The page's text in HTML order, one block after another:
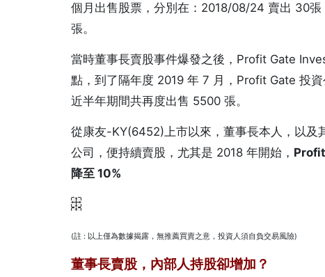
個月出售股票，分別在：2018/08/24 賣出 30
張。
當時董事長賣股事件爆發之後，Profit Gate
點，到了隔年度 2019 年 7 月，Profit Gate 投
近半年期間共再度出售 5500 張。
從康友-KY(6452)上市以來，董事長本人，以
公司，便持續賣股，尤其是 2018 年開始，
降至 10%
(註 : 以上僅為數據揭露，無推薦買賣之意，投資人須自負交易風險)
董事長賣股，內部人持股卻增加？